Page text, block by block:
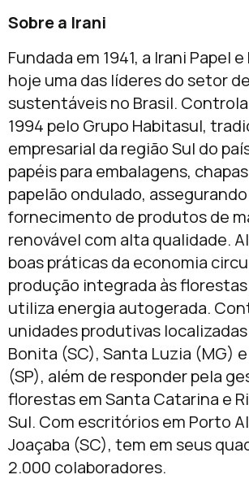
Sobre a Irani
Fundada em 1941, a Irani Papel
hoje uma das líderes do setor
sustentáveis no Brasil.
1994 pelo Grupo Habitasul,
empresarial da região Sul do
papéis para embalagens,
papelão ondulado,
fornecimento de produtos de
renovável com alta qualidade.
boas práticas da economia
produção integrada às
utiliza energia autogerada.
unidades produtivas
Bonita (SC), Santa Luzia (MG)
(SP), além de responder pela
florestas em Santa Catarina e
Sul. Com escritórios em Porto
Joaçaba (SC), tem em seus
2.000 colaboradores.